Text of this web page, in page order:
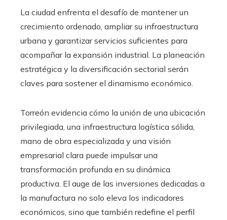
La ciudad enfrenta el desafío de mantener un
crecimiento ordenado, ampliar su infraestructura
urbana y garantizar servicios suficientes para
acompañar la expansión industrial. La planeación
estratégica y la diversificación sectorial serán
claves para sostener el dinamismo económico.
Torreón evidencia cómo la unión de una ubicación
privilegiada, una infraestructura logística sólida,
mano de obra especializada y una visión
empresarial clara puede impulsar una
transformación profunda en su dinámica
productiva. El auge de las inversiones dedicadas a
la manufactura no solo eleva los indicadores
económicos, sino que también redefine el perfil